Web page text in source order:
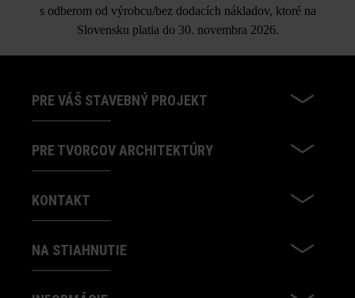
s odberom od výrobcu/bez dodacích nákladov, ktoré na
Slovensku platia do 30. novembra 2026.
PRE VÁŠ STAVEBNÝ PROJEKT
PRE TVORCOV ARCHITEKTÚRY
KONTAKT
NA STIAHNUTIE